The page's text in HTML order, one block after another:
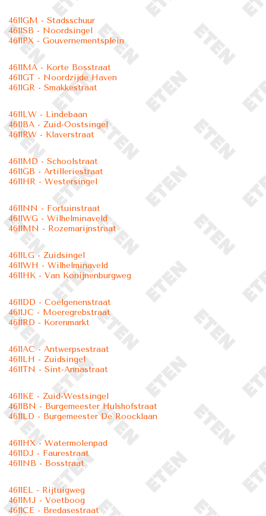
4611GM - Stadsschuur
4611SB - Noordsingel
4611PX - Gouvernementsplein
4611MA - Korte Bosstraat
4611GT - Noordzijde Haven
4611GR - Smakkestraat
4611LW - Lindebaan
4611BA - Zuid-Oostsingel
4611RW - Klaverstraat
4611MD - Schoolstraat
4611GB - Artilleriestraat
4611HR - Westersingel
4611NN - Fortuinstraat
4611WG - Wilhelminaveld
4611MN - Rozemarijnstraat
4611LG - Zuidsingel
4611WH - Wilhelminaveld
4611HK - Van Konijnenburgweg
4611DD - Coelgenenstraat
4611JC - Moeregrebstraat
4611RD - Korenmarkt
4611AC - Antwerpsestraat
4611LH - Zuidsingel
4611TN - Sint-Annastraat
4611KE - Zuid-Westsingel
4611BN - Burgemeester Hulshofstraat
4611LD - Burgemeester De Roocklaan
4611HX - Watermolenpad
4611DJ - Faurestraat
4611NB - Bosstraat
4611EL - Rijtuigweg
4611MJ - Voetboog
4611CE - Bredasestraat